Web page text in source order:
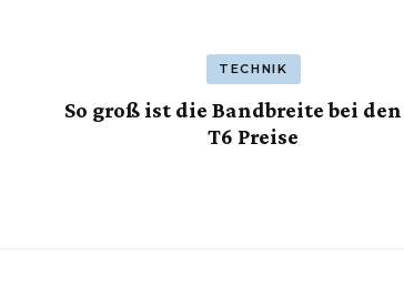
TECHNIK
So groß ist die Bandbreite bei den
T6 Preise